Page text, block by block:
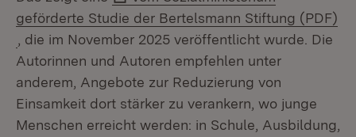
geförderte Studie der Bertelsmann Stiftung (PDF)
(Öffnet in neuem Fenster)
, die im November 2025 veröffentlicht wurde. Die
Autorinnen und Autoren empfehlen unter
anderem, Angebote zur Reduzierung von
Einsamkeit dort stärker zu verankern, wo junge
Menschen erreicht werden: in Schule, Ausbildung,